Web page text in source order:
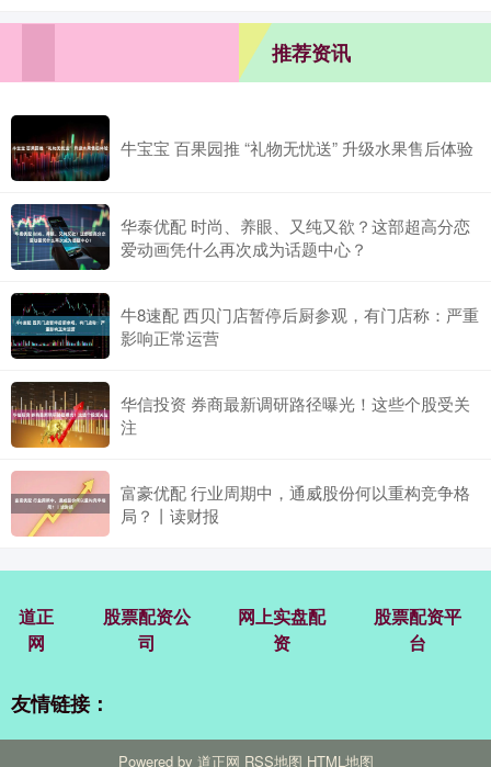
推荐资讯
牛宝宝 百果园推 “礼物无忧送” 升级水果售后体验
华泰优配 时尚、养眼、又纯又欲？这部超高分恋
爱动画凭什么再次成为话题中心？
牛8速配 西贝门店暂停后厨参观，有门店称：严重
影响正常运营
华信投资 券商最新调研路径曝光！这些个股受关
注
富豪优配 行业周期中，通威股份何以重构竞争格
局？丨读财报
道正
网
股票配资公
司
网上实盘配
资
股票配资平
台
友情链接：
Powered by 道正网 RSS地图 HTML地图